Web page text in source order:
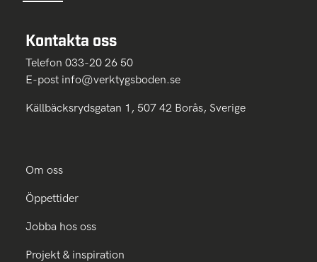
Kontakta oss
Telefon 033-20 26 50
E-post info@verktygsboden.se
Källbäcksrydsgatan 1, 507 42 Borås, Sverige
Om oss
Öppettider
Jobba hos oss
Projekt & inspiration